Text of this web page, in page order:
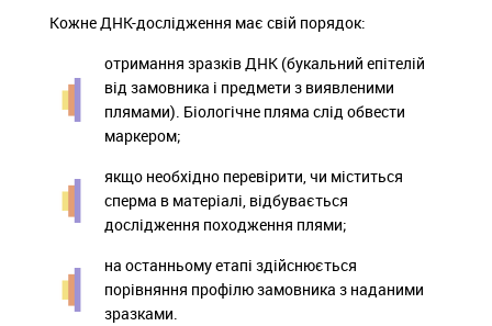
Кожне ДНК-дослідження має свій порядок:
отримання зразків ДНК (букальний епітелій
від замовника і предмети з виявленими
плямами). Біологічне пляма слід обвести
маркером;
якщо необхідно перевірити, чи міститься
сперма в матеріалі, відбувається
дослідження походження плями;
на останньому етапі здійснюється
порівняння профілю замовника з наданими
зразками.